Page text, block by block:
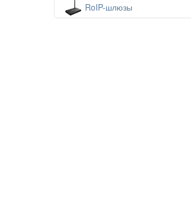
RoIP-шлюзы